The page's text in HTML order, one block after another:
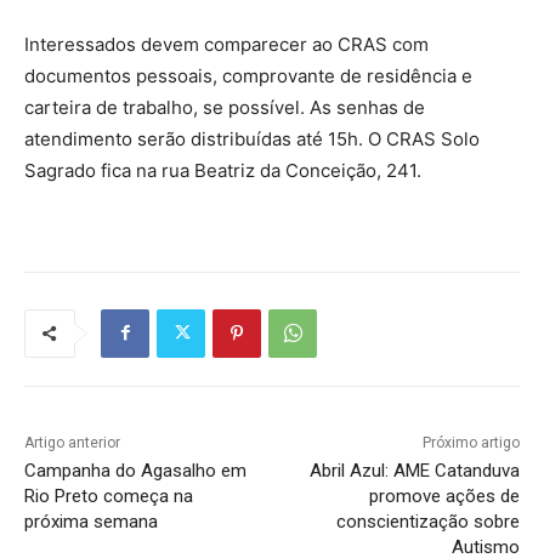
Interessados devem comparecer ao CRAS com
documentos pessoais, comprovante de residência e
carteira de trabalho, se possível. As senhas de
atendimento serão distribuídas até 15h. O CRAS Solo
Sagrado fica na rua Beatriz da Conceição, 241.
Artigo anterior
Campanha do Agasalho em
Rio Preto começa na
próxima semana
Próximo artigo
Abril Azul: AME Catanduva
promove ações de
conscientização sobre
Autismo